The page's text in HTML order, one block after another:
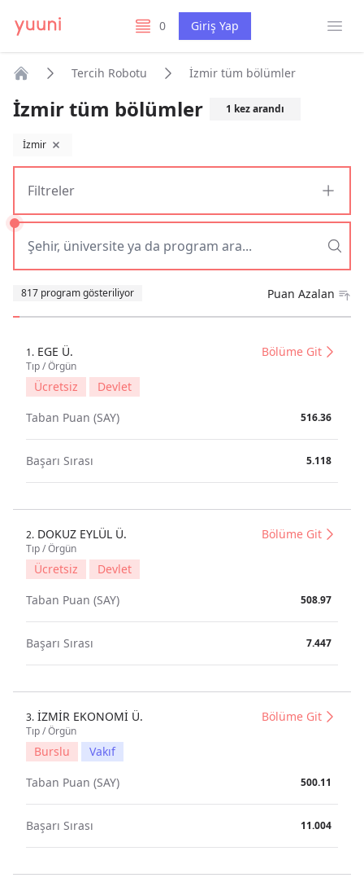
0
listelerim Giriş Yap
Tercih Robotu İzmir tüm bölümler
İzmir tüm bölümler 1 kez arandı
İzmir filtreyi kaldır
Filtreler
817 program gösteriliyor Puan Azalan
1. EGE Ü.
Tıp / Örgün
Bölüme Git
Ücretsiz
Devlet
Taban Puan (SAY)
516.36
Başarı Sırası 5.118
2. DOKUZ EYLÜL Ü.
Tıp / Örgün
Bölüme Git
Ücretsiz
Devlet
Taban Puan (SAY)
508.97
Başarı Sırası 7.447
3. İZMİR EKONOMİ Ü.
Tıp / Örgün
Bölüme Git
Burslu
Vakıf
Taban Puan (SAY)
500.11
Başarı Sırası 11.004